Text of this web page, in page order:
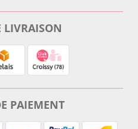
LIVRAISON
PAIEMENT